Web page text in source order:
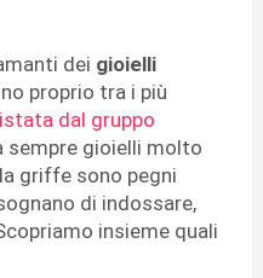
dei gioielli
proprio tra i più
dal gruppo
sempre gioielli molto
griffe sono pegni
di indossare,
insieme quali